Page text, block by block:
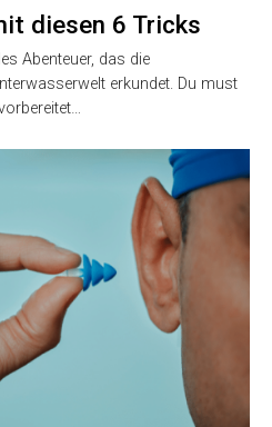
diesen 6 Tricks
Abenteuer, das die
erkundet. Du must